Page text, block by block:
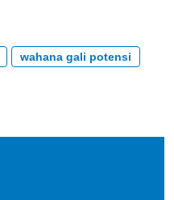
wahana gali potensi